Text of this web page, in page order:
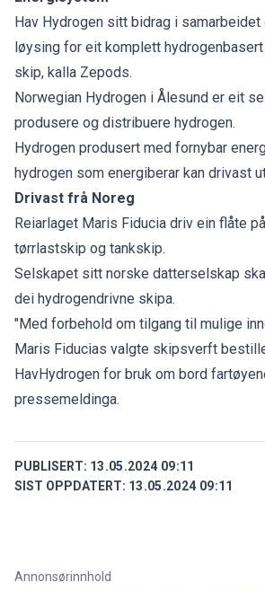
Hav Hydrogen sitt bidrag i
løysing for eit komplett
skip, kalla Zepods.
Norwegian Hydrogen i Ålesund er eit
produsere og distribuere hydrogen.
Hydrogen produsert med fornybar
hydrogen som energiberar kan drivast
Drivast frå Noreg
Reiarlaget Maris Fiducia driv ein flåte
tørrlastskip og tankskip.
Selskapet sitt norske datterselskap
dei hydrogendrivne skipa.
"Med forbehold om tilgang til mulige
Maris Fiducias valgte skipsverft
HavHydrogen for bruk om bord
pressemeldinga.
PUBLISERT: 13.05.2024 09:11
SIST OPPDATERT: 13.05.2024 09:11
Annonsørinnhold